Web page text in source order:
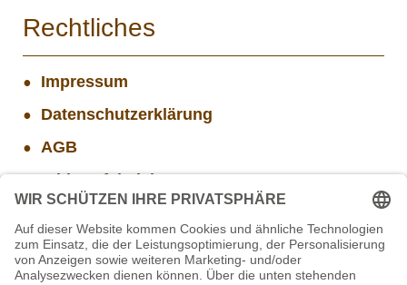
Rechtliches
Impressum
Datenschutzerklärung
AGB
Widerrufsbelehrung